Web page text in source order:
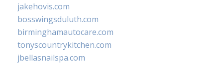
jakehovis.com
bosswingsduluth.com
birminghamautocare.com
tonyscountrykitchen.com
jbellasnailspa.com